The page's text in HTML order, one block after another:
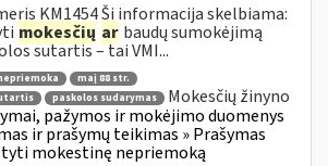
KM1454 Ši informacija skelbiama:
mokesčių ar baudų sumokėjimą
sutartis – tai VMI...
maį 88 str.
paskolos sudarymas
Mokesčių žinyno
pažymos ir mokėjimo duomenys
ir prašymų teikimas » Prašymas
mokestinę nepriemoką